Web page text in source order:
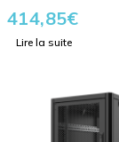
414,85€
Lire la suite